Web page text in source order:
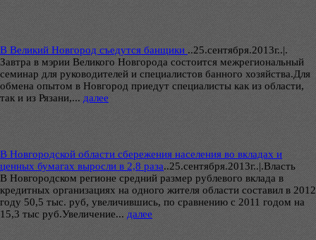
В Великий Новгород съедутся банщики ..25.сентября.2013г..|.
Завтра в мэрии Великого Новгорода состоится межрегиональный
семинар для руководителей и специалистов банного хозяйства.Для
обмена опытом в Новгород приедут специалисты как из области,
так и из Рязани,... далее
В Новгородской области сбережения населения во вкладах и
ценных бумагах выросли в 2,8 раза..25.сентября.2013г..|.Власть
В Новгородском регионе средний размер рублевого вклада в
кредитных организациях на одного жителя области составил в 2012
году 50,5 тыс. руб, увеличившись, по сравнению с 2011 годом на
15,3 тыс руб.Увеличение... далее